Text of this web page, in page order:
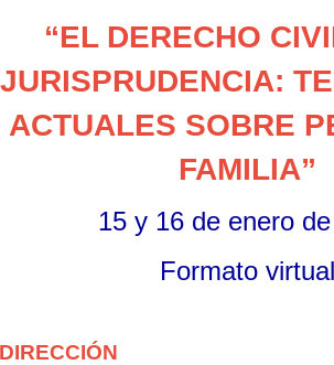
“EL DERECHO
JURISPRUDENCIA:
ACTUALES SOBRE
FAMILIA”
15 y 16 de enero
Formato virtual
DIRECCIÓN